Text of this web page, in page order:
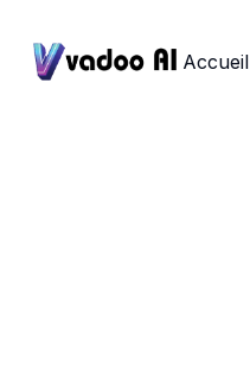
Accueil